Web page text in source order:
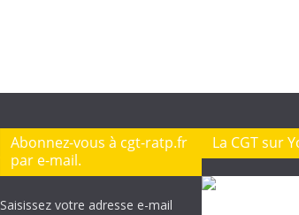
Abonnez-vous à cgt-ratp.fr
par e-mail.
Saisissez votre adresse e-mail
La CGT sur